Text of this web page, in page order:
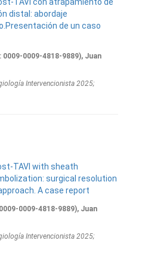
distal: abordaje
de un caso
0009-4818-9889), Juan
Intervencionista 2025;
TAVI with sheath
surgical resolution
A case report
0009-4818-9889), Juan
Intervencionista 2025;